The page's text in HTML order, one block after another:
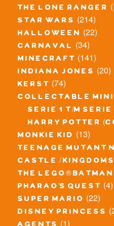
the lone ranger
star wars (214)
halloween (22)
carnaval (34)
minecraft (141)
indiana jones (20)
kerst (74)
collectable
serie 1 t/m serie
harry potter
monkie kid (13)
teenage
castle / kingdoms
the lego® batman
pharao's quest (4)
super mario (22)
disney princess
(1)